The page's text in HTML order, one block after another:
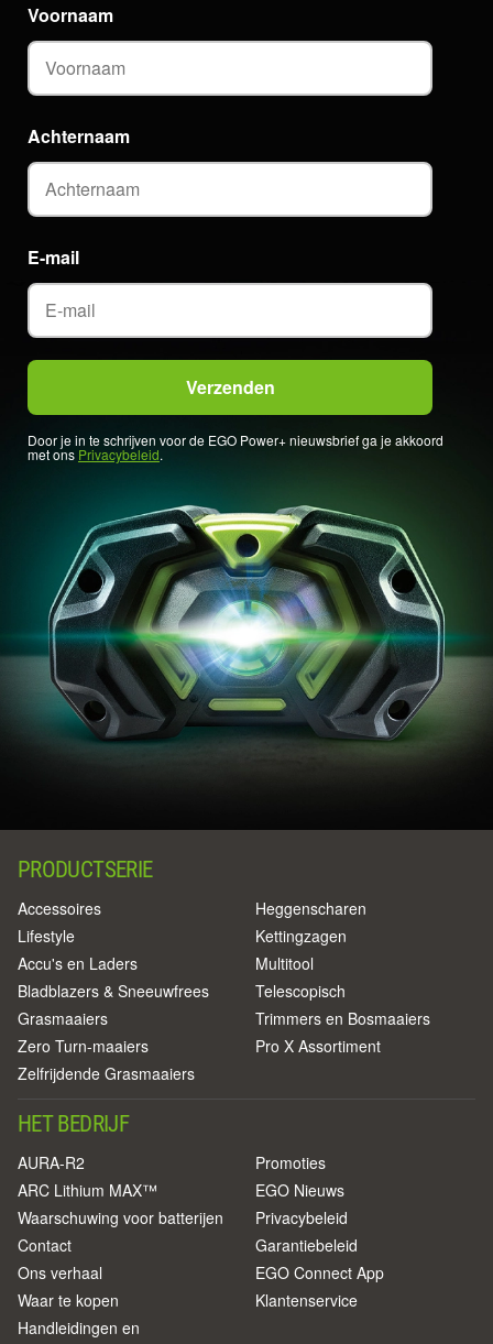
E-mail
Voornaam
Achternaam
Door je in te schrijven voor de EGO Power+ nieuwsbrief ga je akkoord
met ons Privacybeleid.
PRODUCTSERIE
Accessoires
Lifestyle
Accu's en Laders
Bladblazers & Sneeuwfrees
Grasmaaiers
Zero Turn-maaiers
Zelfrijdende Grasmaaiers
Heggenscharen
Kettingzagen
Multitool
Telescopisch
Trimmers en Bosmaaiers
Pro X Assortiment
HET BEDRIJF
AURA-R2
ARC Lithium MAX™
Waarschuwing voor batterijen
Contact
Ons verhaal
Waar te kopen
Handleidingen en
Promoties
EGO Nieuws
Privacybeleid
Garantiebeleid
EGO Connect App
Klantenservice